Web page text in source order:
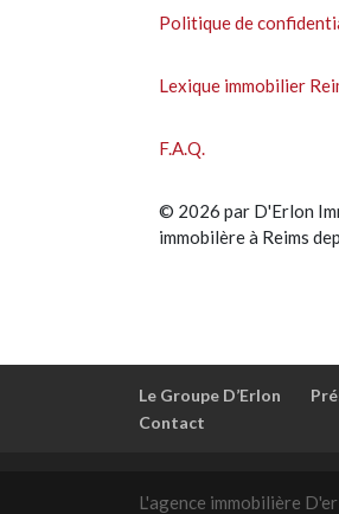
Politique de
Lexique immobilier
F.A.Q.
© 2026 par D'Erlon
immobilère à Reims
Le Groupe D’Erlon
Contact
L'agence immobilière